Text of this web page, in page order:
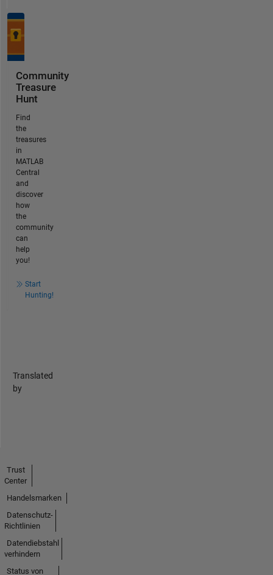
Community
Treasure
Hunt
Find
the
treasures
in
MATLAB
Central
and
discover
how
the
community
can
help
you!
Start
Hunting!
Translated
by
Trust
Center
Handelsmarken
Datenschutz-
Richtlinien
Datendiebstahl
verhindern
Status von